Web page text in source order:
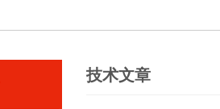
技术文章